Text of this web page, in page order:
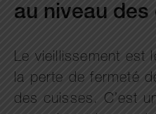
au niveau des
Le vieillissement est
la perte de fermeté
des cuisses. C’est